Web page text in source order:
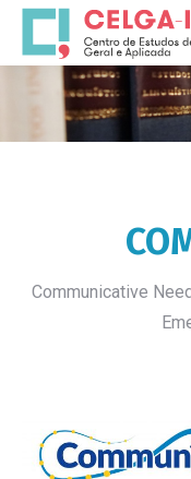
Communicative